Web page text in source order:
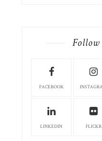
FACEBOOK
LINKEDIN FLICKR